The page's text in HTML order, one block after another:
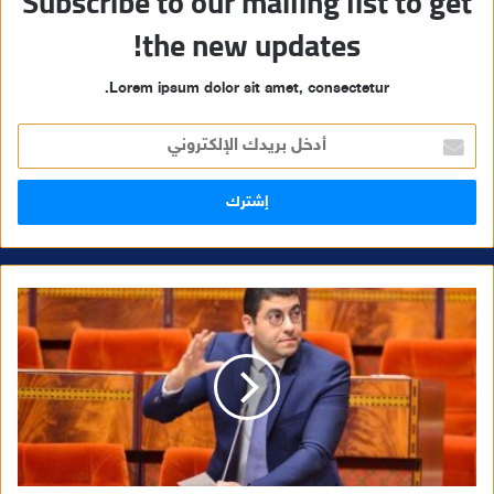
the new updates!
Lorem ipsum dolor sit amet, consectetur.
خ
ل
ر
ا
ل
ك
ت
ر
و
ن
ي